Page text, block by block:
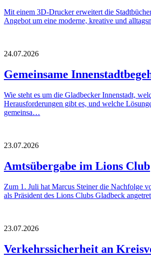
Mit einem 3D-Drucker erweitert die
Angebot um eine moderne, kreative und
24.07.2026
Gemeinsame
Wie steht es um die Gladbecker Innenstadt,
Herausforderungen gibt es, und welche
gemeinsa…
23.07.2026
Amtsübergabe im Lions Club
Zum 1. Juli hat Marcus Steiner die Nachfolge
als Präsident des Lions Clubs Gladbeck
23.07.2026
Verkehrssicherheit an